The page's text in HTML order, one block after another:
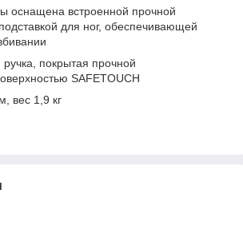
оснащена встроенной прочной
для ног, обеспечивающей
покрытая прочной
SAFETOUCH
вес 1,9 кг